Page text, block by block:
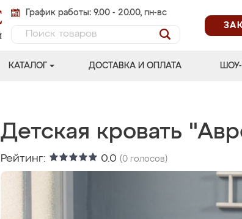
График работы: 9.00 - 20.00, пн-вс
КАТАЛОГ ДОСТАВКА И ОПЛАТА
Детская кровать
Рейтинг: 0.0 (0 голосов)